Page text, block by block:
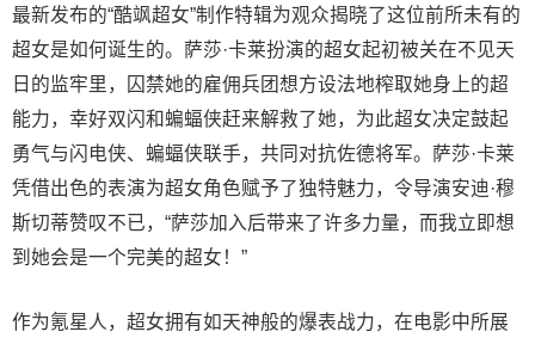
最新发布的“酷飒超女”制作特辑为观众揭晓了这位前所未有的
超女是如何诞生的。萨莎·卡莱扮演的超女起初被关在不见天
日的监牢里，囚禁她的雇佣兵团想方设法地榨取她身上的超
能力，幸好双闪和蝙蝠侠赶来解救了她，为此超女决定鼓起
勇气与闪电侠、蝙蝠侠联手，共同对抗佐德将军。萨莎·卡莱
凭借出色的表演为超女角色赋予了独特魅力，令导演安迪·穆
斯切蒂赞叹不已，“萨莎加入后带来了许多力量，而我立即想
到她会是一个完美的超女！”
作为氪星人，超女拥有如天神般的爆表战力，在电影中所展